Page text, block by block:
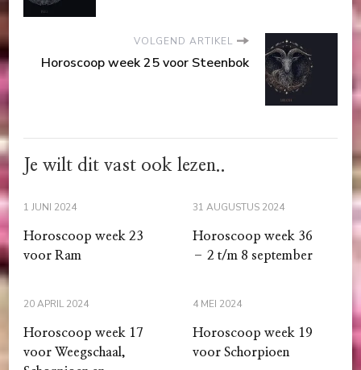
VOLGEND ARTIKEL
Horoscoop week 25 voor Steenbok
Je wilt dit vast ook lezen..
1 JUNI 2024
Horoscoop week 23
voor Ram
31 AUGUSTUS 2024
Horoscoop week 36
– 2 t/m 8 september
20 APRIL 2024
Horoscoop week 17
voor Weegschaal,
4 MEI 2024
Horoscoop week 19
voor Schorpioen